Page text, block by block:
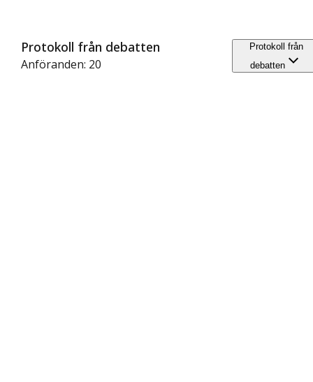
Protokoll från debatten
Anföranden: 20
Protokoll från
debatten